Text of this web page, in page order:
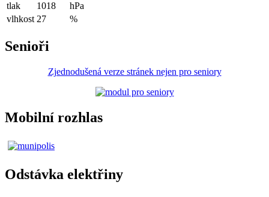
tlak
1018
hPa
vlhkost 27 %
Senioři
Zjednodušená verze stránek nejen pro seniory
Mobilní rozhlas
Odstávka elektřiny